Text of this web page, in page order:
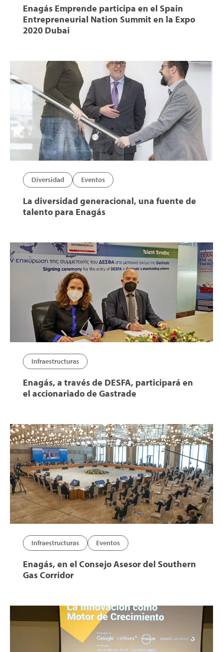
Enagás Emprende participa en el Spain
Entrepreneurial Nation Summit en la Expo
2020 Dubai
Diversidad Eventos
La diversidad generacional, una fuente de
talento para Enagás
Infraestructuras
Enagás, a través de DESFA, participará en
el accionariado de Gastrade
Infraestructuras Eventos
Enagás, en el Consejo Asesor del Southern
Gas Corridor